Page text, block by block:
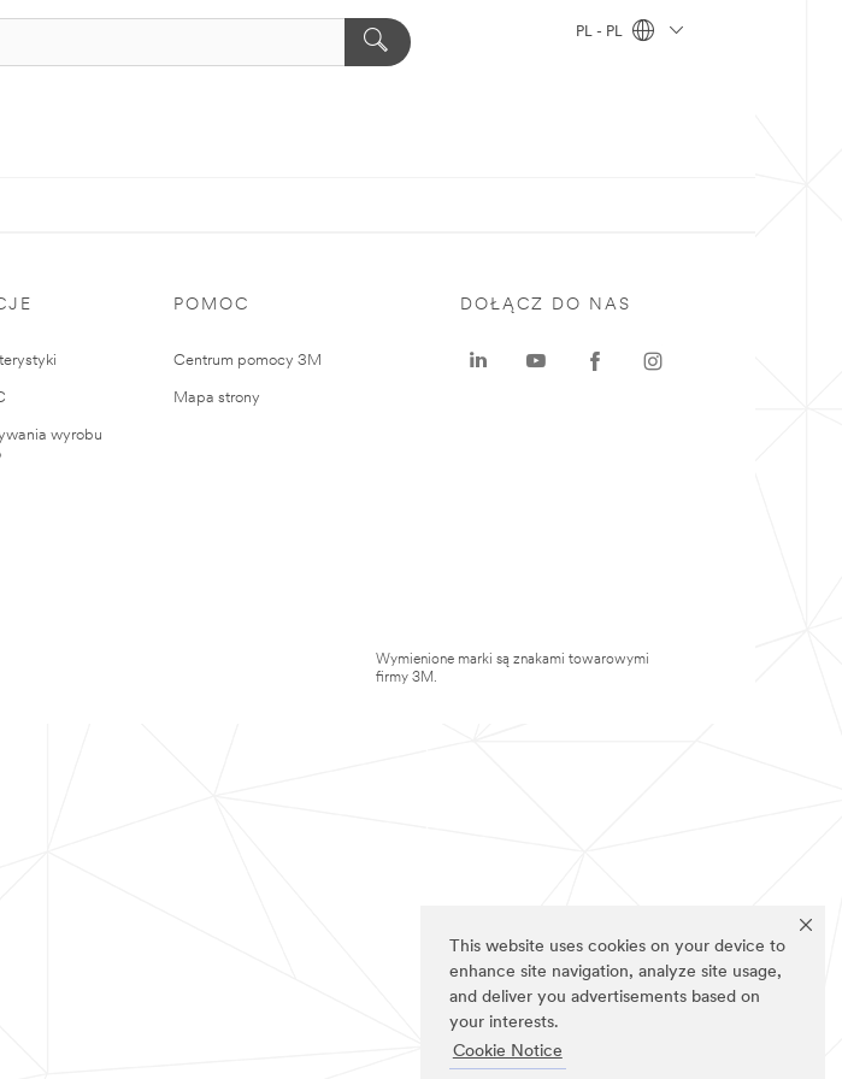
This website uses cookies on your device to
enhance site navigation, analyze site usage,
and deliver you advertisements based on
your interests.
Cookie Notice
PL - PL
wyrobu
POMOC
Centrum pomocy 3M
Mapa strony
DOŁĄCZ DO NAS
Wymienione marki są znakami towarowymi
firmy 3M.